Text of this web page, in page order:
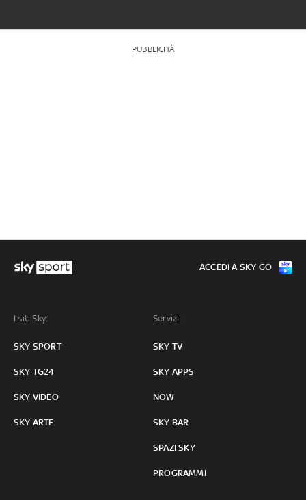
PUBBLICITÀ
I siti Sky:
SKY SPORT
SKY TG24
SKY VIDEO
SKY ARTE
Servizi:
SKY TV
SKY APPS
NOW
SKY BAR
SPAZI SKY
PROGRAMMI
ACCEDI A SKY GO